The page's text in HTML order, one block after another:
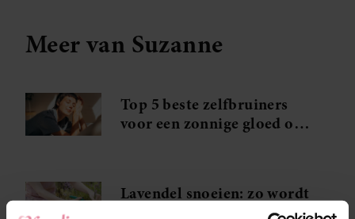
Meer van Suzanne
Top 5 beste zelfbruiners
voor een zonnige gloed op
Lavendel snoeien: zo wordt